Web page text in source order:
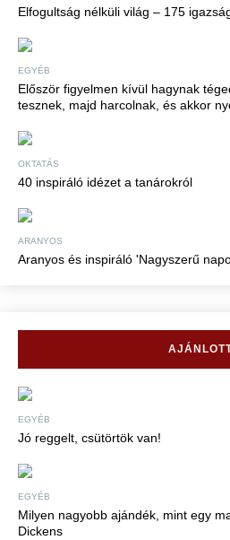
Elfogultság nélküli világ – 175
EGYÉB
Először figyelmen kívül hagynak
tesznek, majd harcolnak, és akkor
OKTATÁS
40 inspiráló idézet a tanárokról
ARANYOS
Aranyos és inspiráló 'Nagyszerű
EGYÉB
Jó reggelt, csütörtök van!
EGYÉB
Milyen nagyobb ajándék, mint egy
Dickens